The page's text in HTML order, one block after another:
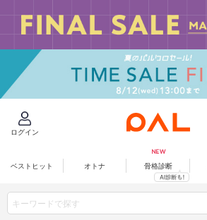
ログイン
ベストヒット オトナ 骨格診断